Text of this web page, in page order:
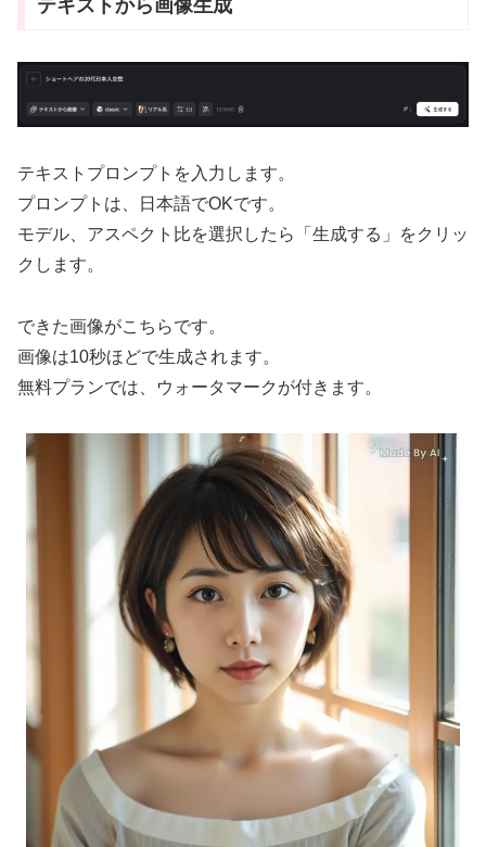
テキストから画像生成
テキストプロンプトを入力します。
プロンプトは、日本語でOKです。
モデル、アスペクト比を選択したら「生成する」をクリッ
クします。
できた画像がこちらです。
画像は10秒ほどで生成されます。
無料プランでは、ウォータマークが付きます。